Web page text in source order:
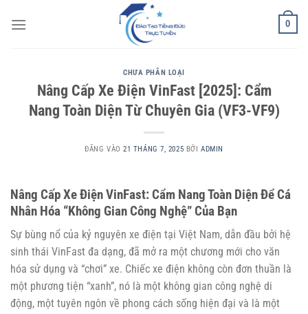
qua
0
CHƯA PHÂN LOẠI
Nâng Cấp Xe Điện VinFast [2025]: Cẩm
Nang Toàn Diện Từ Chuyên Gia (VF3-VF9)
ĐĂNG VÀO21 THÁNG 7, 2025 BỞI ADMIN
Nâng Cấp Xe Điện VinFast: Cẩm Nang Toàn Diện Để Cá
Nhân Hóa “Không Gian Công Nghệ” Của Bạn
Sự bùng nổ của kỷ nguyên xe điện tại Việt Nam, dẫn đầu bởi hệ
sinh thái VinFast đa dạng, đã mở ra một chương mới cho văn
hóa sử dụng và “chơi” xe. Chiếc xe điện không còn đơn thuần là
một phương tiện “xanh”, nó là một không gian công nghệ di
động, một tuyên ngôn về phong cách sống hiện đại và là một